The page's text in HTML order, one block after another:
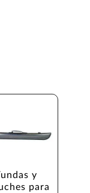
y
para